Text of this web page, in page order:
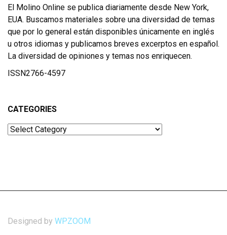
El Molino Online se publica diariamente desde New York,
EUA. Buscamos materiales sobre una diversidad de temas
que por lo general están disponibles únicamente en inglés
u otros idiomas y publicamos breves excerptos en español.
La diversidad de opiniones y temas nos enriquecen.
ISSN2766-4597
CATEGORIES
Categories
Designed by WPZOOM